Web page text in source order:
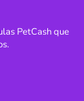
PetCash que